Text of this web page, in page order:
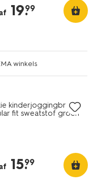
19.
99
winkels
kinderjoggingbroek
fit sweatstof groen
15.
99